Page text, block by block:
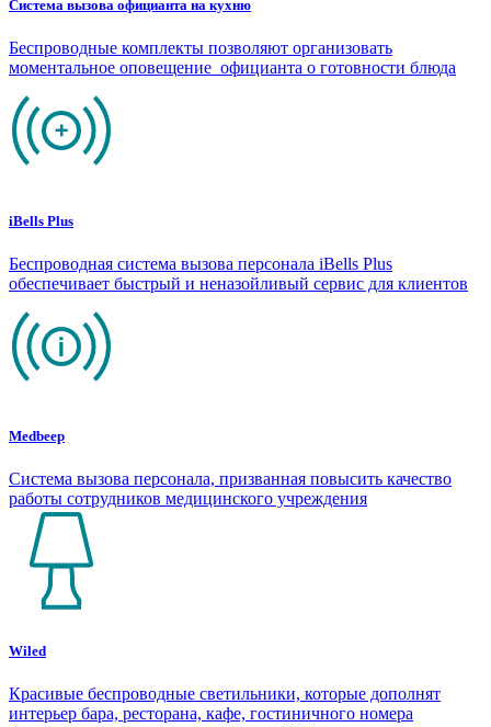
Система вызова официанта на кухню
Беспроводные комплекты позволяют организовать
моментальное оповещение официанта о готовности блюда
iBells Plus
Беспроводная система вызова персонала iBells Plus
обеспечивает быстрый и неназойливый сервис для клиентов
Medbeep
Система вызова персонала, призванная повысить качество
работы сотрудников медицинского учреждения
Wiled
Красивые беспроводные светильники, которые дополнят
интерьер бара, ресторана, кафе, гостиничного номера